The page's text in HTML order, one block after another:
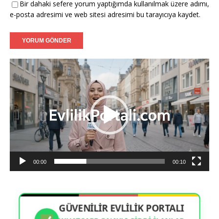
Filiz (39) - Münster:Tanışmak ve görüşmek dileğiyle.
arıyorum.
bekliyorum.
Fatih (40) - Augsburg:İnançlı ve ahlaklı bir eş adayı.
Bir dahaki sefere yorum yaptığımda kullanılmak üzere adımı,
e-posta adresimi ve web sitesi adresimi bu tarayıcıya kaydet.
Video
oynatıcı
00:00 00:10
GÜVENİLİR EVLİLİK PORTALI